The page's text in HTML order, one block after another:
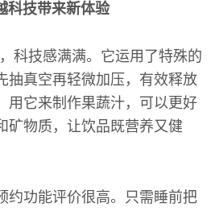
科技带来新体验
科技感满满。它运用了特殊的
抽真空再轻微加压，有效释放
用它来制作果蔬汁，可以更好
矿物质，让饮品既营养又健
约功能评价很高。只需睡前把